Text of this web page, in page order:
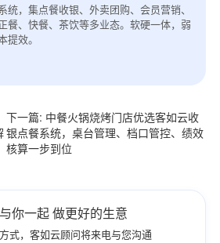
统，集点餐收银、外卖团购、会员营销、
餐、快餐、茶饮等多业态。软硬一体，弱
提效。
下一篇: 中餐火锅烧烤门店优选客如云收
银点餐系统，桌台管理、档口管控、绩效
核算一步到位
你一起 做更好的生意
式，客如云顾问将来电与您沟通